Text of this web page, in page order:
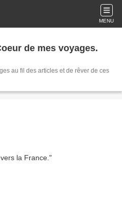
MENU
de Au Coeur de mes voyages.
rêver de ces